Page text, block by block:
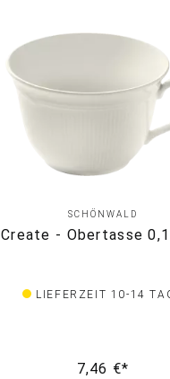
SCHÖNWALD
Create - Obertasse
LIEFERZEIT 10-14
7,46 €*